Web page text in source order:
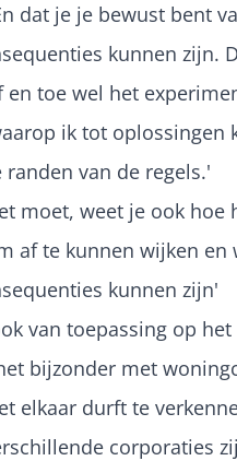
dat je je bewust bent
kunnen zijn.
en toe wel het
ik tot oplossingen
van de regels.'
moet, weet je ook hoe
af te kunnen wijken en
kunnen zijn'
van toepassing op het
bijzonder met
elkaar durft te
corporaties